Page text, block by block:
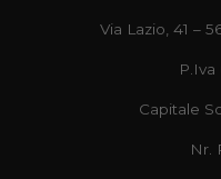
Via Lazio, 41 –
P.Iva
Capitale
Nr.